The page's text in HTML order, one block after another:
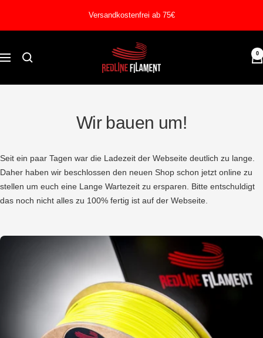
Versandkostenfrei ab 75€
Navigation
REDLINE
FILAMENT
0
Wir bauen um!
Seit ein paar Tagen war die Ladezeit der Webseite deutlich zu lange.
Daher haben wir beschlossen den neuen Shop schon jetzt online zu
stellen um euch eine Lange Wartezeit zu ersparen. Bitte entschuldigt
das noch nicht alles zu 100% fertig ist auf der Webseite.